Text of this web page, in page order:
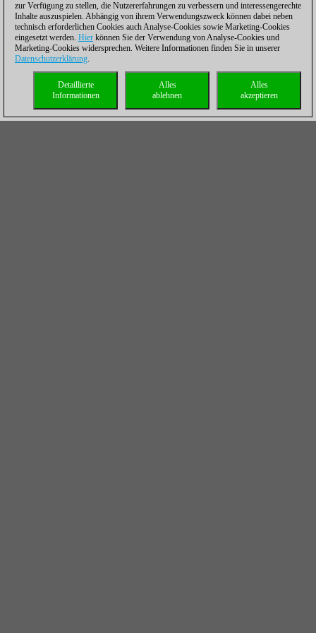
zur Verfügung zu stellen, die Nutzererfahrungen zu verbessern und interessengerechte
Inhalte auszuspielen. Abhängig von ihrem Verwendungszweck können dabei neben
technisch erforderlichen Cookies auch Analyse-Cookies sowie Marketing-Cookies
eingesetzt werden. Hier können Sie der Verwendung von Analyse-Cookies und
Marketing-Cookies widersprechen. Weitere Informationen finden Sie in unserer
Datenschutzerklärung.
Alles
akzeptieren
Alles
ablehnen
Detaillierte
Informationen